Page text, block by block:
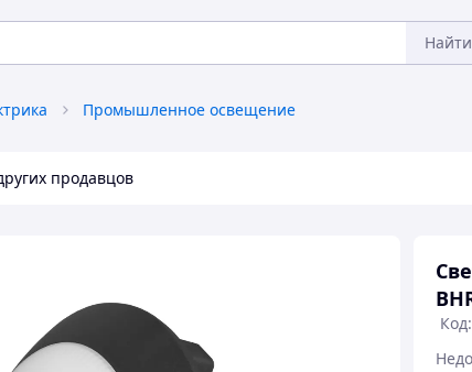
Найти
Промышленное освещение
продавцов